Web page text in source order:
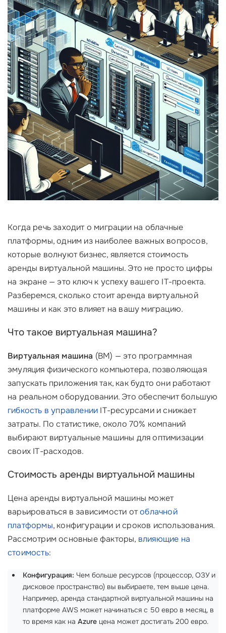
Когда речь заходит о миграции на облачные
платформы, одним из наиболее важных вопросов,
которые волнуют бизнес, является стоимость
аренды виртуальной машины. Это не просто цифры
на экране — это ключ к успеху вашего IT-проекта.
Разберемся, сколько стоит аренда виртуальной
машины и как это влияет на вашу миграцию.
Что такое виртуальная машина?
Виртуальная машина (ВМ) — это программная
эмуляция физического компьютера, позволяющая
запускать приложения так, как будто они работают
на реальном оборудовании. Это обеспечит большую
гибкость в управлении IT-ресурсами и снижает
затраты. По статистике, около 70% компаний
выбирают виртуальные машины для оптимизации
своих IT-расходов.
Стоимость аренды виртуальной машины
Цена аренды виртуальной машины может
варьироваться в зависимости отоблачной
платформы, конфигурации и сроков использования.
Рассмотрим основные факторы, влияющие на
стоимость:
Конфигурация: Чем больше ресурсов (процессор, ОЗУ и
дисковое пространство) вы выбираете, тем выше цена.
Например, аренда стандартной виртуальной машины на
платформе AWS может начинаться с 50 евро в месяц, в
то время как на Azure цена может достигать 200 евро.